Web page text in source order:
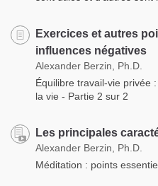
Exercices et autres
influences négatives
Alexander Berzin, Ph.D.
Équilibre travail-vie privée
la vie - Partie 2 sur 2
Les principales
Alexander Berzin, Ph.D.
Méditation : points